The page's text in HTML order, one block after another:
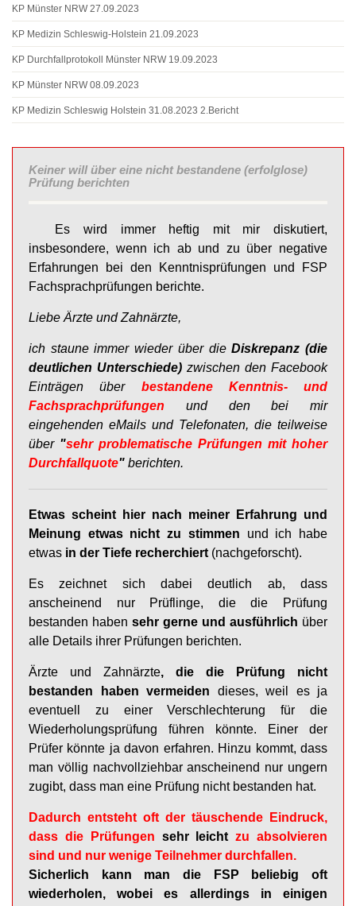
KP Münster NRW 27.09.2023
KP Medizin Schleswig-Holstein 21.09.2023
KP Durchfallprotokoll Münster NRW 19.09.2023
KP Münster NRW 08.09.2023
KP Medizin Schleswig Holstein 31.08.2023 2.Bericht
Keiner will über eine nicht bestandene (erfolglose)
Prüfung berichten
Es wird immer heftig mit mir diskutiert,
insbesondere, wenn ich ab und zu über negative
Erfahrungen bei den Kenntnisprüfungen und FSP
Fachsprachprüfungen berichte.
Liebe Ärzte und Zahnärzte,
ich staune immer wieder über dieDiskrepanz (die
deutlichen Unterschiede) zwischen den Facebook
Einträgen über bestandene Kenntnis- und
Fachsprachprüfungen und den bei mir
eingehenden eMails und Telefonaten, die teilweise
über "sehr problematische Prüfungen mit hoher
Durchfallquote" berichten.
Etwas scheint hier nach meiner Erfahrung und
Meinung etwas nicht zu stimmen und ich habe
etwas in der Tiefe recherchiert (nachgeforscht).
Es zeichnet sich dabei deutlich ab, dass
anscheinend nur Prüflinge, die die Prüfung
bestanden haben sehr gerne und ausführlich über
alle Details ihrer Prüfungen berichten.
Ärzte und Zahnärzte, die die Prüfung nicht
bestanden haben vermeiden dieses, weil es ja
eventuell zu einer Verschlechterung für die
Wiederholungsprüfung führen könnte. Einer der
Prüfer könnte ja davon erfahren. Hinzu kommt, dass
man völlig nachvollziehbar anscheinend nur ungern
zugibt, dass man eine Prüfung nicht bestanden hat.
Dadurch entsteht oft der täuschende Eindruck,
dass die Prüfungen sehr leicht zu absolvieren
sind und nur wenige Teilnehmer durchfallen.
Sicherlich kann man die FSP beliebig oft
wiederholen, wobei es allerdings in einigen